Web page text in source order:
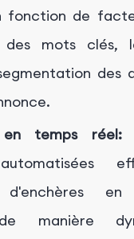
fonction de
des mots clés,
des
en temps réel:
d'enchères
manière